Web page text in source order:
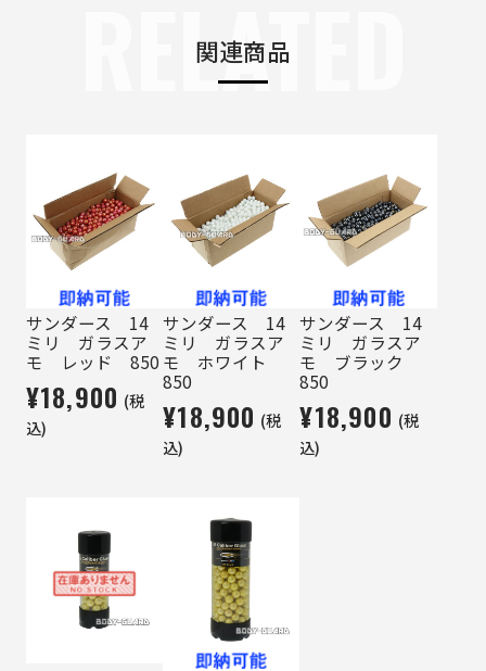
関連商品
RELATED
サンダース 14
ミリ ガラスア
モ レッド 850
¥18,900 (税
込)
サンダース 14
ミリ ガラスア
モ ホワイト
850
¥18,900 (税
込)
サンダース 14
ミリ ガラスア
モ ブラック
850
¥18,900 (税
込)